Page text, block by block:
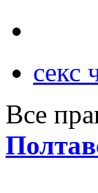
секс
Все